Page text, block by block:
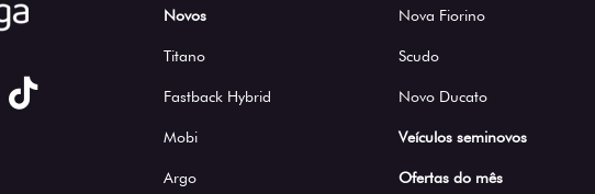
Novos
Titano
Fastback Hybrid
Mobi
Argo
Nova Fiorino
Scudo
Novo Ducato
Veículos seminovos
Ofertas do mês